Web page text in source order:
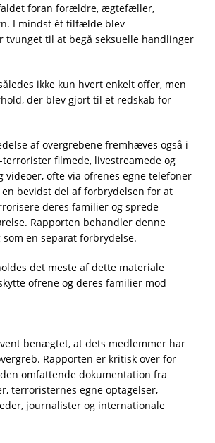
foran forældre, ægtefæller,
I mindst ét ​​tilfælde blev
tvunget til at begå seksuelle handlinger
ikke kun hvert enkelt offer, men
der blev gjort til et redskab for
af overgrebene fremhæves også i
filmede, livestreamede og
videoer, ofte via ofrenes egne telefoner
bevidst del af forbrydelsen for at
deres familier og sprede
Rapporten behandler denne
en separat forbrydelse.
det meste af dette materiale
ofrene og deres familier mod
benægtet, at dets medlemmer har
Rapporten er kritisk over for
omfattende dokumentation fra
terroristernes egne optagelser,
journalister og internationale